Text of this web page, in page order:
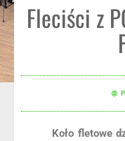
Fleciści z
Koło fletowe